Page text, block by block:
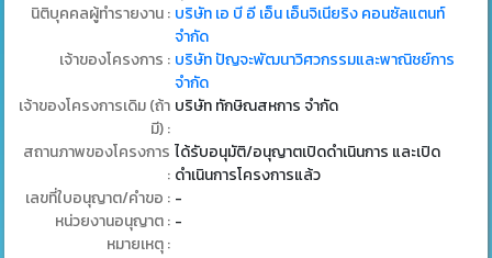
นิติบุคคลผู้ทำรายงาน : บริษัท เอ บี อี เอ็น เอ็นจิเนียริง คอนซัลแตนท์
จำกัด
เจ้าของโครงการ : บริษัท ปัญจะพัฒนาวิศวกรรมและพาณิชย์การ
จำกัด
เจ้าของโครงการเดิม (ถ้า
มี) :
บริษัท ทักษิณสหการ จำกัด
สถานภาพของโครงการ
:
ได้รับอนุมัติ/อนุญาตเปิดดำเนินการ และเปิด
ดำเนินการโครงการแล้ว
เลขที่ใบอนุญาต/คำขอ : -
หน่วยงานอนุญาต : -
หมายเหตุ :